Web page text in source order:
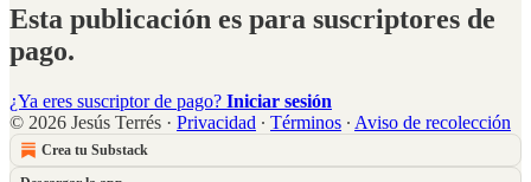
Esta publicación es para suscriptores de
pago.
¿Ya eres suscriptor de pago? Iniciar sesión
© 2026 Jesús Terrés · Privacidad ∙ Términos ∙ Aviso de recolección
Crea tu Substack